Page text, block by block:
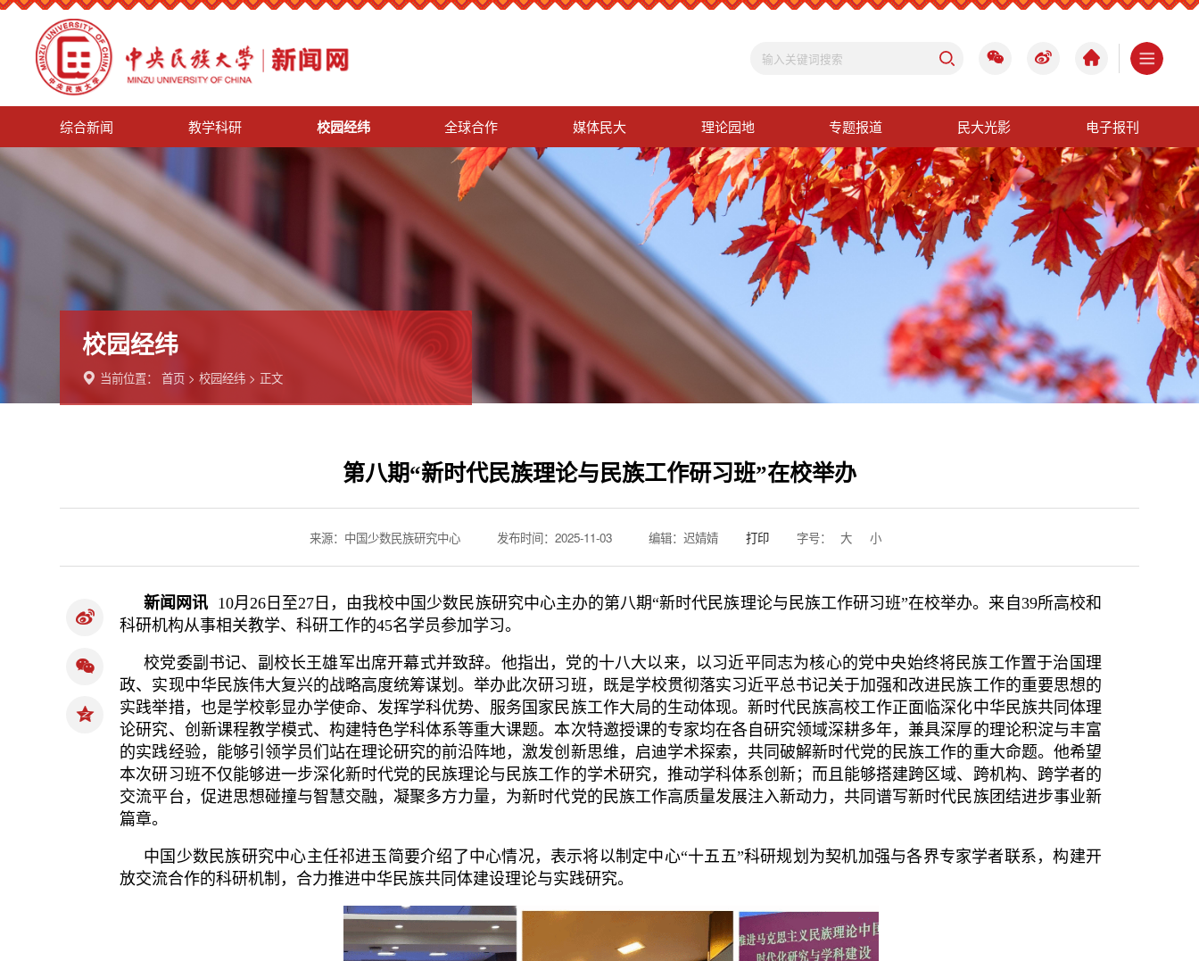
综合新闻 教学科研 校园经纬 全球合作 媒体民大 理论园地 专题报道 民大光影 电子报刊
校园经纬
当前位置：首页 >校园经纬 > 正文
第八期“新时代民族理论与民族工作研习班”在校举办
来源：中国少数民族研究中心 发布时间：2025-11-03 编辑：迟婧婧 打印 字号： 大 小
新闻网讯 10月26日至27日，由我校中国少数民族研究中心主办的第八期“新时代民族理论与民族工作研习班”在校举办。来自39所高校和
科研机构从事相关教学、科研工作的45名学员参加学习。
校党委副书记、副校长王雄军出席开幕式并致辞。他指出，党的十八大以来，以习近平同志为核心的党中央始终将民族工作置于治国理
政、实现中华民族伟大复兴的战略高度统筹谋划。举办此次研习班，既是学校贯彻落实习近平总书记关于加强和改进民族工作的重要思想的
实践举措，也是学校彰显办学使命、发挥学科优势、服务国家民族工作大局的生动体现。新时代民族高校工作正面临深化中华民族共同体理
论研究、创新课程教学模式、构建特色学科体系等重大课题。本次特邀授课的专家均在各自研究领域深耕多年，兼具深厚的理论积淀与丰富
的实践经验，能够引领学员们站在理论研究的前沿阵地，激发创新思维，启迪学术探索，共同破解新时代党的民族工作的重大命题。他希望
本次研习班不仅能够进一步深化新时代党的民族理论与民族工作的学术研究，推动学科体系创新；而且能够搭建跨区域、跨机构、跨学者的
交流平台，促进思想碰撞与智慧交融，凝聚多方力量，为新时代党的民族工作高质量发展注入新动力，共同谱写新时代民族团结进步事业新
篇章。
中国少数民族研究中心主任祁进玉简要介绍了中心情况，表示将以制定中心“十五五”科研规划为契机加强与各界专家学者联系，构建开
放交流合作的科研机制，合力推进中华民族共同体建设理论与实践研究。